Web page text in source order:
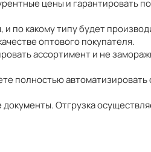
цены и гарантировать
по какому типу будет
оптового покупателя.
ассортимент и не
полностью
Отгрузка